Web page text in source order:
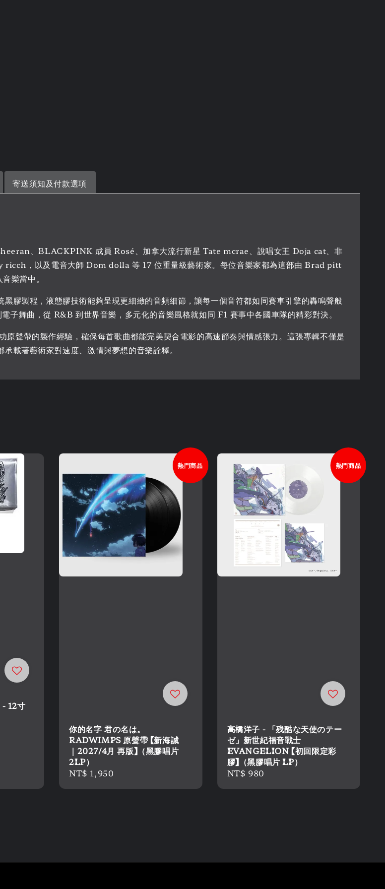
寄送須知及付款選項
、BLACKPINK 成員 Rosé、加拿大流行新星 Tate mcrae、說唱女王 Doja cat、非
，以及電音大師 Dom dolla 等 17 位重量級藝術家。每位音樂家都為這部由 Brad pitt
樂當中。
膠製程，液態膠技術能夠呈現更細緻的音頻細節，讓每一個音符都如同賽車引擎的轟鳴聲般
舞曲，從 R&B 到世界音樂，多元化的音樂風格就如同 F1 賽事中各國車隊的精彩對決。
帶的製作經驗，確保每首歌曲都能完美契合電影的高速節奏與情感張力。這張專輯不僅是
載著藝術家對速度、激情與夢想的音樂詮釋。
12寸
熱門商品
你的名字 君の名は。
RADWIMPS 原聲帶 【新海誠
｜2027/4月 再版】（黑膠唱片
2LP）
Regular
NT$ 1,950
熱門商品
高橋洋子 - 「残酷な天使のテー
ゼ」新世紀福音戰士
EVANGELION 【初回限定彩
膠】（黑膠唱片 LP）
Regular
NT$ 980